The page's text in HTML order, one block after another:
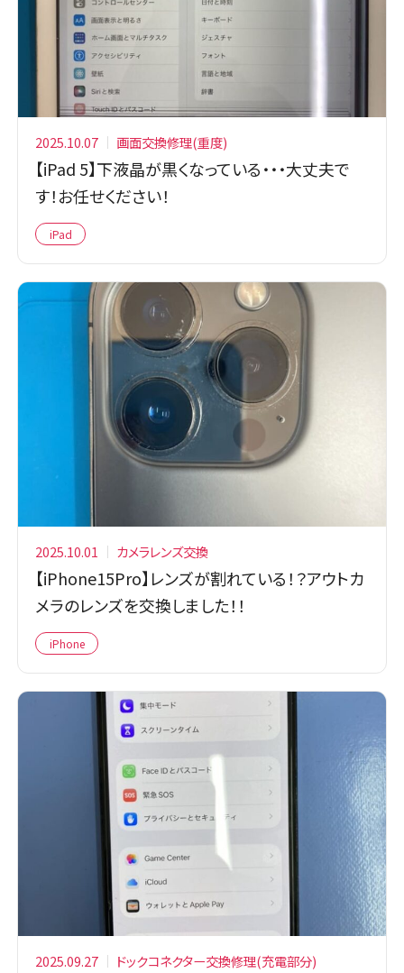
2025.10.07 画面交換修理(重度)
【iPad 5】下液晶が黒くなっている・・・大丈夫で
す！お任せください！
iPad
2025.10.01 カメラレンズ交換
【iPhone15Pro】レンズが割れている！？アウトカ
メラのレンズを交換しました！！
iPhone
2025.09.27 ドックコネクター交換修理(充電部分)